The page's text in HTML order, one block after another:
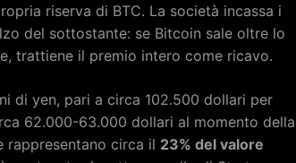
riserva di BTC. La società incassa i
del sottostante: se Bitcoin sale oltre lo
trattiene il premio intero come ricavo.
di yen, pari a circa 102.500 dollari per
62.000-63.000 dollari al momento della
rappresentano circa il 23% del valore